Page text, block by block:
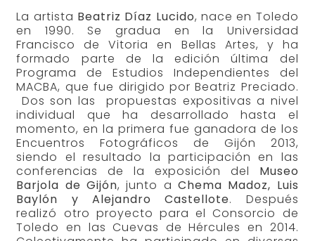
La artista Beatriz Díaz Lucido, nace en Toledo
en 1990. Se gradua en la Universidad
Francisco de Vitoria en Bellas Artes, y ha
formado parte de la edición última del
Programa de Estudios Independientes del
MACBA, que fue dirigido por Beatriz Preciado.
Dos son las propuestas expositivas a nivel
individual que ha desarrollado hasta el
momento, en la primera fue ganadora de los
Encuentros Fotográficos de Gijón 2013,
siendo el resultado la participación en las
conferencias de la exposición del Museo
Barjola de Gijón, junto a Chema Madoz, Luis
Baylón y Alejandro Castellote. Después
realizó otro proyecto para el Consorcio de
Toledo en las Cuevas de Hércules en 2014.